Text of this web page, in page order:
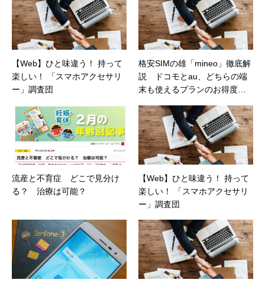
【Web】ひと味違う！ 持って
楽しい！ 「スマホアクセサリ
ー」調査団
格安SIMの雄「mineo」徹底解
説 ドコモとau、どちらの端
末も使えるプランのお得度
ト）
流産と不育症 どこで見分け
る？ 治療は可能？
【Web】ひと味違う！ 持って
楽しい！ 「スマホアクセサリ
ー」調査団